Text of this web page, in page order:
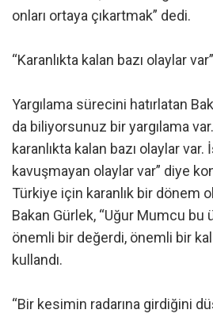
onları ortaya çıkartmak” dedi.
“Karanlıkta kalan bazı olaylar var”
Yargılama sürecini hatırlatan
da biliyorsunuz bir yargılama
karanlıkta kalan bazı olaylar var.
kavuşmayan olaylar var” diye
Türkiye için karanlık bir dönem
Bakan Gürlek, “Uğur Mumcu
önemli bir değerdi, önemli bir
kullandı.
“Bir kesimin radarına girdiğini